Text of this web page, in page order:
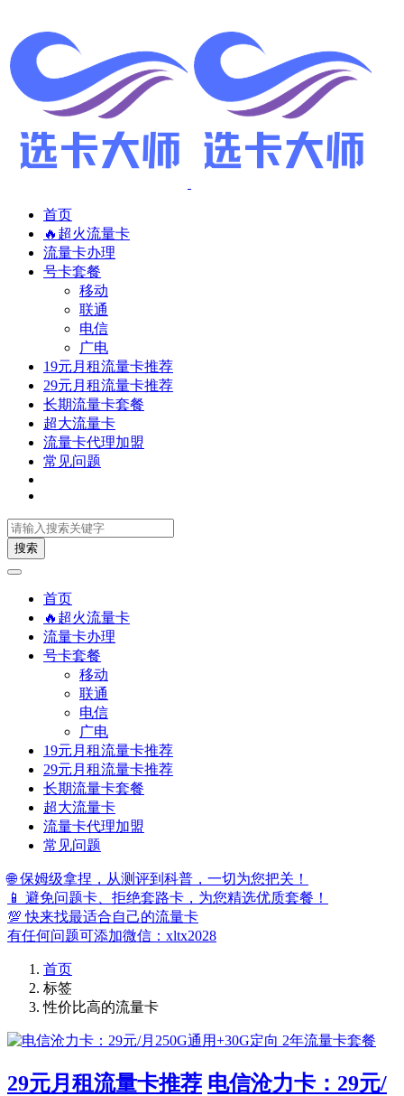
首页
🔥超火流量卡
流量卡办理
号卡套餐
移动
联通
电信
广电
19元月租流量卡推荐
29元月租流量卡推荐
长期流量卡套餐
超大流量卡
流量卡代理加盟
常见问题
搜索
首页
🔥超火流量卡
流量卡办理
号卡套餐
移动
联通
电信
广电
19元月租流量卡推荐
29元月租流量卡推荐
长期流量卡套餐
超大流量卡
流量卡代理加盟
常见问题
🌐 保姆级拿捏，从测评到科普，一切为您把关！
📱 避免问题卡、拒绝套路卡，为您精选优质套餐！
💯 快来找最适合自己的流量卡
有任何问题可添加微信：xltx2028
首页
标签
性价比高的流量卡
29元月租流量卡推荐 电信沧力卡：29元/